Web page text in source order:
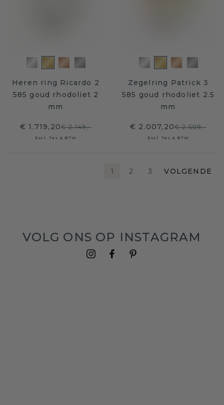
Heren ring Ricardo 2
585 goud rhodoliet 2
mm
€ 1.719,20€ 2.149,-
Excl. Tax & BTW
Zegelring Patrick 3
585 goud rhodoliet 2.5
mm
€ 2.007,20€ 2.509,-
Excl. Tax & BTW
1 2 3 VOLGENDE
VOLG ONS OP INSTAGRAM